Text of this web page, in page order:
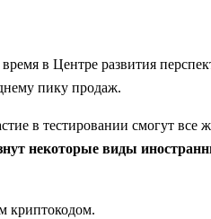
в Центре развития
пику продаж.
в тестировании смогут
некоторые виды
криптокодом.